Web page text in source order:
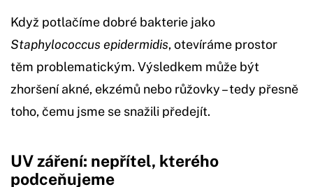
Když potlačíme dobré bakterie jako
Staphylococcus epidermidis, otevíráme prostor
těm problematickým. Výsledkem může být
zhoršení akné, ekzémů nebo růžovky – tedy přesně
toho, čemu jsme se snažili předejít.
UV záření: nepřítel, kterého
podceňujeme